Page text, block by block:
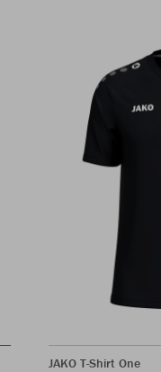
JAKO T-Shirt One